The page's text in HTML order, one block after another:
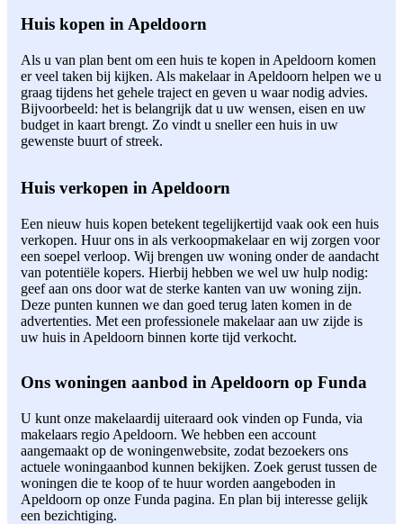
Huis kopen in Apeldoorn
Als u van plan bent om een huis te kopen in Apeldoorn komen
er veel taken bij kijken. Als makelaar in Apeldoorn helpen we u
graag tijdens het gehele traject en geven u waar nodig advies.
Bijvoorbeeld: het is belangrijk dat u uw wensen, eisen en uw
budget in kaart brengt. Zo vindt u sneller een huis in uw
gewenste buurt of streek.
Huis verkopen in Apeldoorn
Een nieuw huis kopen betekent tegelijkertijd vaak ook een huis
verkopen. Huur ons in als verkoopmakelaar en wij zorgen voor
een soepel verloop. Wij brengen uw woning onder de aandacht
van potentiële kopers. Hierbij hebben we wel uw hulp nodig:
geef aan ons door wat de sterke kanten van uw woning zijn.
Deze punten kunnen we dan goed terug laten komen in de
advertenties. Met een professionele makelaar aan uw zijde is
uw huis in Apeldoorn binnen korte tijd verkocht.
Ons woningen aanbod in Apeldoorn op Funda
U kunt onze makelaardij uiteraard ook vinden op Funda, via
makelaars regio Apeldoorn. We hebben een account
aangemaakt op de woningenwebsite, zodat bezoekers ons
actuele woningaanbod kunnen bekijken. Zoek gerust tussen de
woningen die te koop of te huur worden aangeboden in
Apeldoorn op onze Funda pagina. En plan bij interesse gelijk
een bezichtiging.